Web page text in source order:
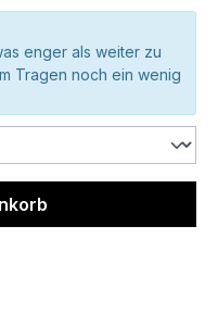
enger als weiter zu
Tragen noch ein wenig
Wert